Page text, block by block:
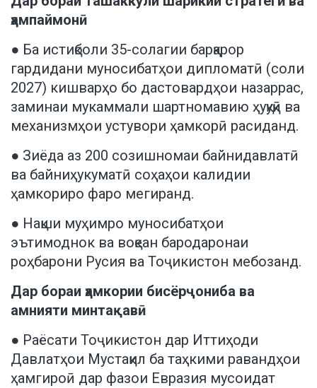
ҳампаймонӣ
● Ба истиқболи 35-солагии барқарор
гардидани муносибатҳои дипломатӣ (соли
2027) кишварҳо бо дастовардҳои назаррас,
заминаи мукаммали шартномавию ҳуқуқӣ ва
механизмҳои устувори ҳамкорӣ расиданд.
● Зиёда аз 200 созишномаи байнидавлатӣ
ва байниҳукуматӣ соҳаҳои калидии
ҳамкориро фаро мегиранд.
● Нақши муҳимро муносибатҳои
эътимоднок ва воқеан бародаронаи
роҳбарони Русия ва Тоҷикистон мебозанд.
Дар бораи ҳамкории бисёрҷониба ва
амнияти минтақавӣ
● Раёсати Тоҷикистон дар Иттиҳоди
Давлатҳои Мустақил ба таҳкими равандҳои
ҳамгироӣ дар фазои Евразия мусоидат